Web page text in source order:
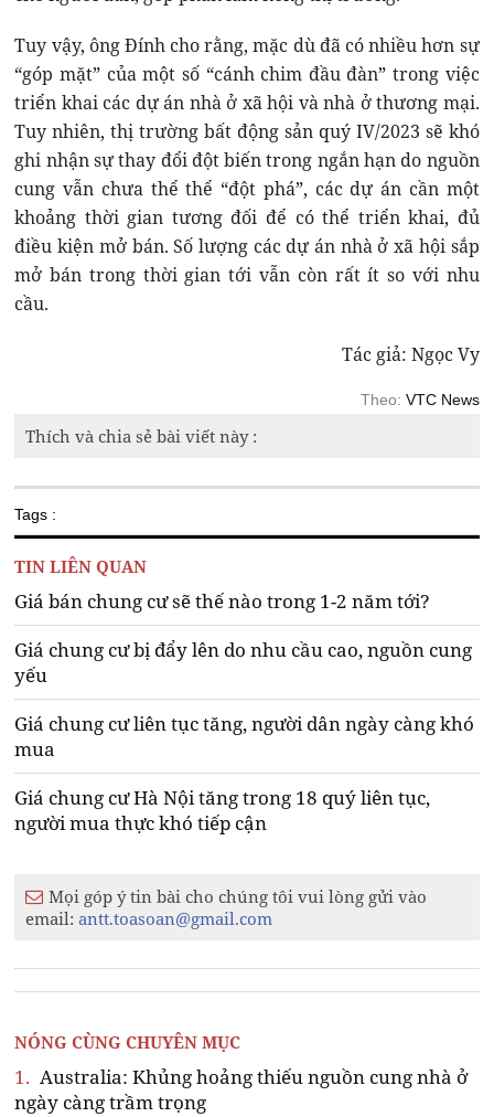
Tuy vậy, ông Đính cho rằng, mặc dù đã có nhiều hơn sự
“góp mặt” của một số “cánh chim đầu đàn” trong việc
triển khai các dự án nhà ở xã hội và nhà ở thương mại.
Tuy nhiên, thị trường bất động sản quý IV/2023 sẽ khó
ghi nhận sự thay đổi đột biến trong ngắn hạn do nguồn
cung vẫn chưa thể thể “đột phá”, các dự án cần một
khoảng thời gian tương đối để có thể triển khai, đủ
điều kiện mở bán. Số lượng các dự án nhà ở xã hội sắp
mở bán trong thời gian tới vẫn còn rất ít so với nhu
cầu.
Tác giả: Ngọc Vy
Theo: VTC News
Thích và chia sẻ bài viết này :
Tags :
TIN LIÊN QUAN
Giá bán chung cư sẽ thế nào trong 1-2 năm tới?
Giá chung cư bị đẩy lên do nhu cầu cao, nguồn cung
yếu
Giá chung cư liên tục tăng, người dân ngày càng khó
mua
Giá chung cư Hà Nội tăng trong 18 quý liên tục,
người mua thực khó tiếp cận
Mọi góp ý tin bài cho chúng tôi vui lòng gửi vào
email:antt.toasoan@gmail.com
NÓNG CÙNG CHUYÊN MỤC
1. Australia: Khủng hoảng thiếu nguồn cung nhà ở
ngày càng trầm trọng